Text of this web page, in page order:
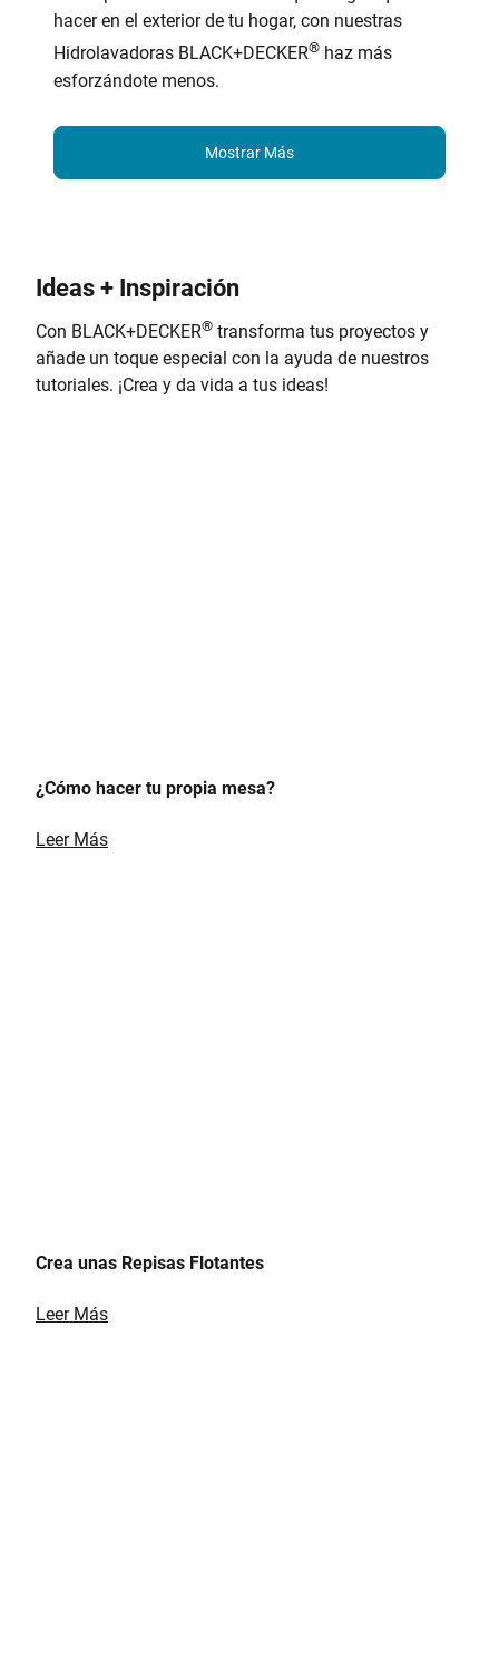
hacer en el exterior de tu hogar, con nuestras
Hidrolavadoras BLACK+DECKER® haz más
esforzándote menos.
Mostrar Más
Ideas + Inspiración
Con BLACK+DECKER® transforma tus proyectos y
añade un toque especial con la ayuda de nuestros
tutoriales. ¡Crea y da vida a tus ideas!
¿Cómo hacer tu propia mesa?
Leer Más
Crea unas Repisas Flotantes
Leer Más